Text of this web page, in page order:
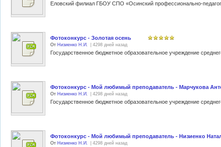
Фотоконкурс - Золотая осень
От Низиенко Н.И. | 4298 дней назад
Фотоконкурс - Мой любимый преподаватель - Марчукова
От Низиенко Н.И. | 4298 дней назад
Фотоконкурс - Мой любимый преподаватель - Низиенко
От Низиенко Н.И. | 4298 дней назад